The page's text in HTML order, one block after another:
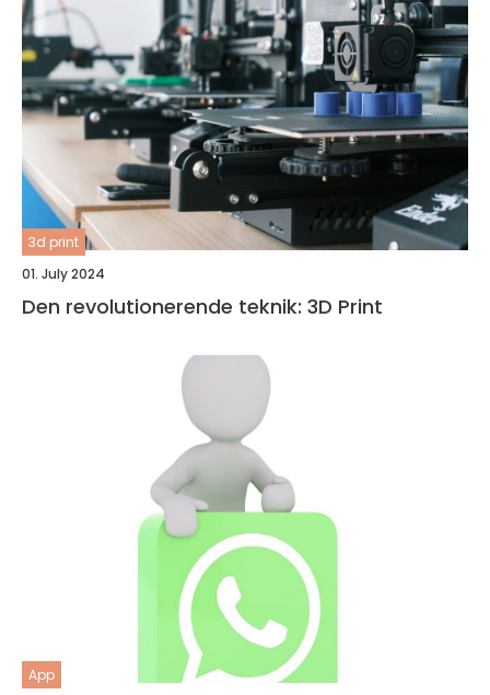
3d print
01. July 2024
Den revolutionerende teknik: 3D Print
App